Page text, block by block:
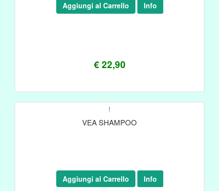
€ 22,90
Aggiungi al Carrello Info
!
VEA SHAMPOO
Aggiungi al Carrello Info